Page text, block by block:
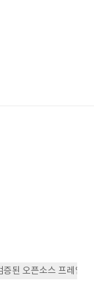
된 오픈소스 프레임워